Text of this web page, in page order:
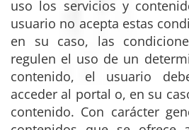
uso los servicios y
usuario no acepta estas
en su caso, las
regulen el uso de un
contenido, el usuario
acceder al portal o, en su
contenido. Con carácter